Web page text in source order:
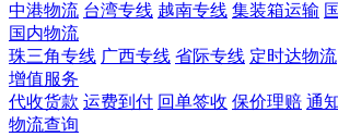
中港物流 台湾专线 越南专线 集装箱运输
国内物流
珠三角专线 广西专线 省际专线 定时达物流
增值服务
代收货款 运费到付 回单签收 保价理赔 通
物流查询